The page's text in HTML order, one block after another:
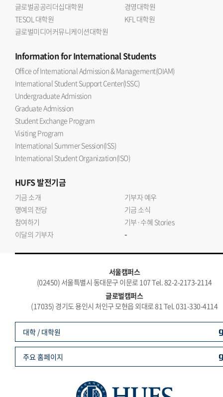
글로벌공공리더십대학원
경영대학원
TESOL 대학원
KFL 대학원
글로벌미디어커뮤니케이션대학원
Informationfor International Students
Office of International Admission & Management(OIAM)
International Student Support Center(ISSC)
Undergraduate Admission
Graduate Admission
Student Exchange Program
Visiting Program
International Summer Session(ISS)
International Student Organization(ISO)
HUFS발전기금
기금 소개
기부자 예우
명예의 전당
기금 소식
참여하기
기부·수혜 Stories
이달의 기부자
-
서울캠퍼스
(02450) 서울특별시 동대문구 이문로 107 Tel. 82-2-2173-2114
글로벌캠퍼스
(17035) 경기도 용인시 처인구 모현읍 외대로 81 Tel. 031-330-4114
대학 / 대학원
주요 홈페이지